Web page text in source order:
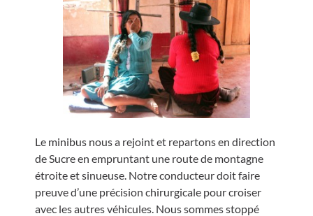
Le minibus nous a rejoint et repartons en direction
de Sucre en empruntant une route de montagne
étroite et sinueuse. Notre conducteur doit faire
preuve d’une précision chirurgicale pour croiser
avec les autres véhicules. Nous sommes stoppé